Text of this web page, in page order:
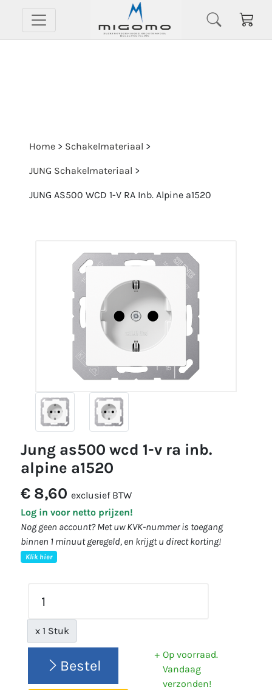
Home > Schakelmateriaal >
JUNG Schakelmateriaal >
JUNG AS500 WCD 1-V RA Inb. Alpine a1520
jung as500 wcd 1-v ra inb.
alpine a1520
€ 8,60 exclusief BTW
Log in voor netto prijzen!
Nog geen account? Met uw KVK-nummer is toegang
binnen 1 minuut geregeld, en krijgt u direct korting!
Klik hier
x 1 Stuk
Bestel
Op voorraad.
Vandaag
verzonden!